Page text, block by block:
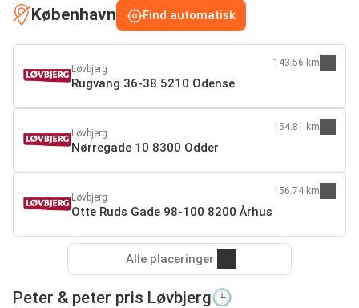
København Find automatisk
Løvbjerg
Rugvang 36-38 5210 Odense
143.56 km
Løvbjerg
Nørregade 10 8300 Odder
154.81 km
Løvbjerg
Otte Ruds Gade 98-100 8200 Århus
156.74 km
Alle placeringer
Peter & peter pris Løvbjerg🕒